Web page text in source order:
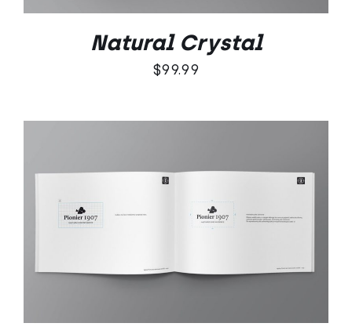
Natural Crystal
$99.99
DODAJ DO KOSZYKA
/